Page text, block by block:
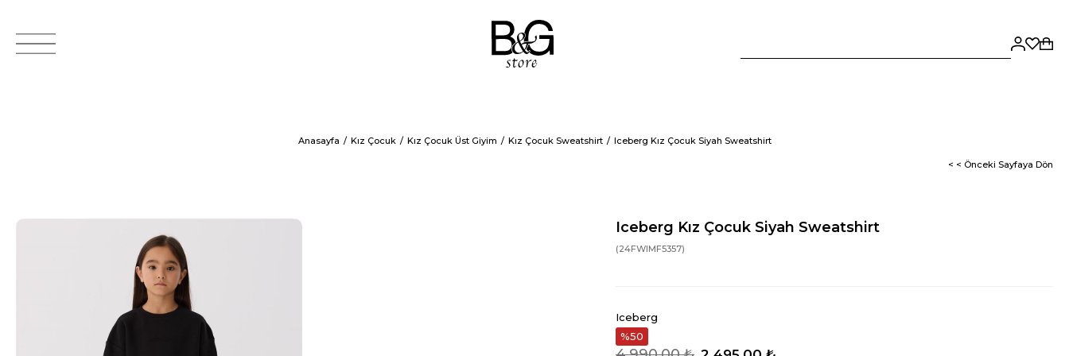
Anasayfa Kız Çocuk Kız Çocuk Üst Giyim Kız Çocuk Sweatshirt Iceberg Kız Çocuk Siyah Sweatshirt
< < Önceki Sayfaya Dön
Iceberg Kız Çocuk Siyah Sweatshirt
(24FWIMF5357)
Iceberg
50